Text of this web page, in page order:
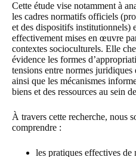
Cette étude vise notamment à
les cadres normatifs officiels
et des dispositifs institutionnels)
effectivement mises en œuvre
contextes socioculturels. Elle
évidence les formes
tensions entre normes juridiques
ainsi que les mécanismes
biens et des ressources au sein
À travers cette recherche, nous
comprendre :
les pratiques effectives de